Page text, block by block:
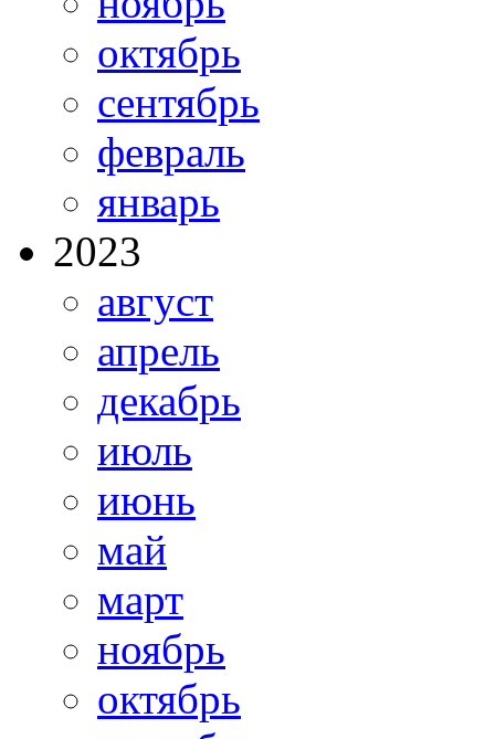
октябрь
сентябрь
февраль
январь
2023
август
апрель
декабрь
июль
июнь
май
март
ноябрь
октябрь